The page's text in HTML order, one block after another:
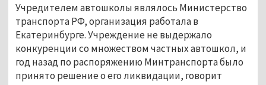
Учредителем автошколы являлось Министерство
транспорта РФ, организация работала в
Екатеринбурге. Учреждение не выдержало
конкуренции со множеством частных автошкол, и
год назад по распоряжению Минтранспорта было
принято решение о его ликвидации, говорит